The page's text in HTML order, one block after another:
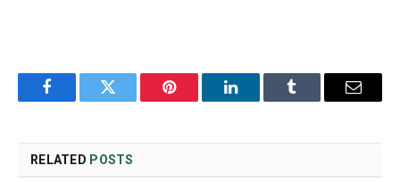
FacebookTwitter Pinterest LinkedInTumblr Email
RELATED POSTS